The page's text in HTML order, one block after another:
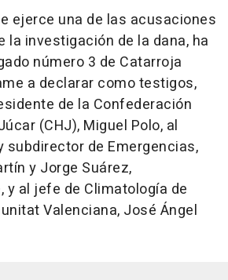
ejerce una de las acusaciones
la investigación de la dana, ha
número 3 de Catarroja
a declarar como testigos,
de la Confederación
(CHJ), Miguel Polo, al
subdirector de Emergencias,
y Jorge Suárez,
y al jefe de Climatología de
Valenciana, José Ángel